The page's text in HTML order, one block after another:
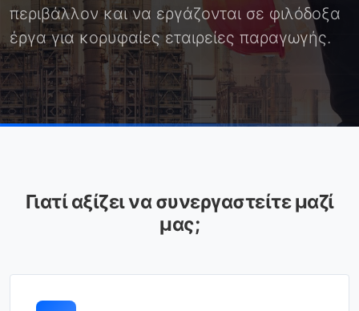
περιβάλλον και να εργάζονται σε φιλόδοξα
έργα για κορυφαίες εταιρείες παραγωγής.
Γιατί αξίζει να συνεργαστείτε μαζί
μας;